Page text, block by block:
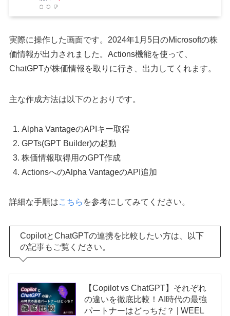
実際に操作した画面です。2024年1月5日のMicrosoftの株
価情報が出力されました。Actions機能を使って、
ChatGPTが株価情報を取りに行き、出力してくれます。
主な作成方法は以下のとおりです。
Alpha VantageのAPIキー取得
GPTs(GPT Builder)の起動
株価情報取得用のGPT作成
ActionsへのAlpha VantageのAPI追加
詳細な手順はこちら を参考にしてみてください。
CopilotとChatGPTの連携を比較したい方は、以下
の記事もご覧ください。
【Copilot vs ChatGPT】それぞれ
の違いを徹底比較！AI時代の最強
パートナーはどっちだ？ | WEEL